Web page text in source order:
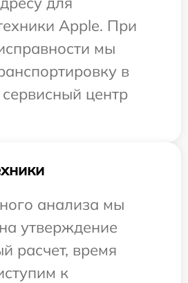
Apple. При
мы
в
центр
анализа мы
утверждение
расчет, время
к